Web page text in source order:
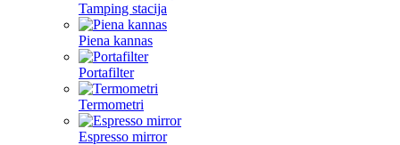
Tamping stacija
Piena kannas
Portafilter
Termometri
Espresso mirror